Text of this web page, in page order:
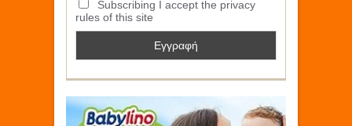
Subscribing I accept the privacy
rules of this site